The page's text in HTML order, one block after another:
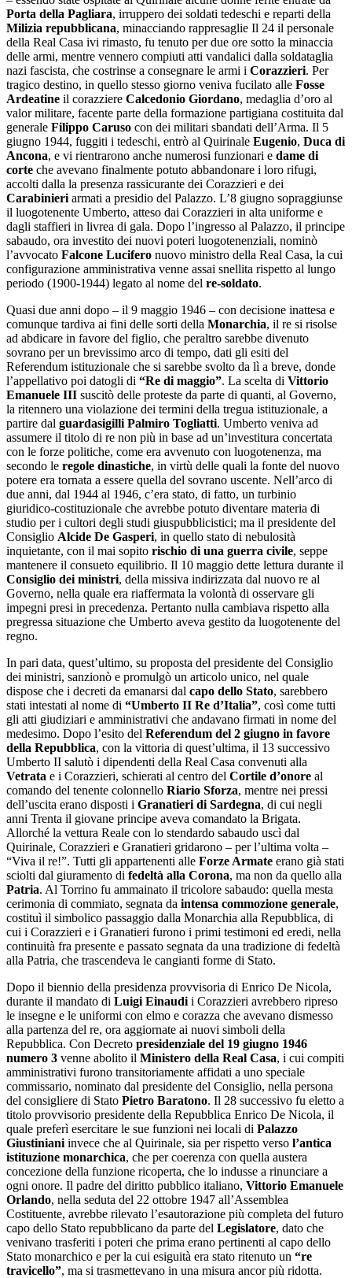
Porta della Pagliara, irruppero dei soldati tedeschi e reparti della
Milizia repubblicana, minacciando rappresaglie Il 24 il personale
della Real Casa ivi rimasto, fu tenuto per due ore sotto la minaccia
delle armi, mentre vennero compiuti atti vandalici dalla soldataglia
nazi fascista, che costrinse a consegnare le armi i Corazzieri. Per
tragico destino, in quello stesso giorno veniva fucilato alle Fosse
Ardeatine il corazziere Calcedonio Giordano, medaglia d’oro al
valor militare, facente parte della formazione partigiana costituita dal
generale Filippo Caruso con dei militari sbandati dell’Arma. Il 5
giugno 1944, fuggiti i tedeschi, entrò al Quirinale Eugenio, Duca di
Ancona, e vi rientrarono anche numerosi funzionari e dame di
corte che avevano finalmente potuto abbandonare i loro rifugi,
accolti dalla la presenza rassicurante dei Corazzieri e dei
Carabinieri armati a presidio del Palazzo. L’8 giugno sopraggiunse
il luogotenente Umberto, atteso dai Corazzieri in alta uniforme e
dagli staffieri in livrea di gala. Dopo l’ingresso al Palazzo, il principe
sabaudo, ora investito dei nuovi poteri luogotenenziali, nominò
l’avvocato Falcone Lucifero nuovo ministro della Real Casa, la cui
configurazione amministrativa venne assai snellita rispetto al lungo
periodo (1900-1944) legato al nome del re-soldato.
Quasi due anni dopo – il 9 maggio 1946 – con decisione inattesa e
comunque tardiva ai fini delle sorti della Monarchia, il re si risolse
ad abdicare in favore del figlio, che peraltro sarebbe divenuto
sovrano per un brevissimo arco di tempo, dati gli esiti del
Referendum istituzionale che si sarebbe svolto da lì a breve, donde
l’appellativo poi datogli di “Re di maggio”. La scelta di Vittorio
Emanuele III suscitò delle proteste da parte di quanti, al Governo,
la ritennero una violazione dei termini della tregua istituzionale, a
partire dal guardasigilli Palmiro Togliatti. Umberto veniva ad
assumere il titolo di re non più in base ad un’investitura concertata
con le forze politiche, come era avvenuto con luogotenenza, ma
secondo le regole dinastiche, in virtù delle quali la fonte del nuovo
potere era tornata a essere quella del sovrano uscente. Nell’arco di
due anni, dal 1944 al 1946, c’era stato, di fatto, un turbinio
giuridico-costituzionale che avrebbe potuto diventare materia di
studio per i cultori degli studi giuspubblicistici; ma il presidente del
Consiglio Alcide De Gasperi, in quello stato di nebulosità
inquietante, con il mai sopito rischio di una guerra civile, seppe
mantenere il consueto equilibrio. Il 10 maggio dette lettura durante il
Consiglio dei ministri, della missiva indirizzata dal nuovo re al
Governo, nella quale era riaffermata la volontà di osservare gli
impegni presi in precedenza. Pertanto nulla cambiava rispetto alla
pregressa situazione che Umberto aveva gestito da luogotenente del
regno.
In pari data, quest’ultimo, su proposta del presidente del Consiglio
dei ministri, sanzionò e promulgò un articolo unico, nel quale
dispose che i decreti da emanarsi dal capo dello Stato, sarebbero
stati intestati al nome di “Umberto II Re d’Italia”, così come tutti
gli atti giudiziari e amministrativi che andavano firmati in nome del
medesimo. Dopo l’esito del Referendum del 2 giugno in favore
della Repubblica, con la vittoria di quest’ultima, il 13 successivo
Umberto II salutò i dipendenti della Real Casa convenuti alla
Vetrata e i Corazzieri, schierati al centro del Cortile d’onore al
comando del tenente colonnello Riario Sforza, mentre nei pressi
dell’uscita erano disposti i Granatieri di Sardegna, di cui negli
anni Trenta il giovane principe aveva comandato la Brigata.
Allorché la vettura Reale con lo stendardo sabaudo uscì dal
Quirinale, Corazzieri e Granatieri gridarono – per l’ultima volta –
“Viva il re!”. Tutti gli appartenenti alle Forze Armate erano già stati
sciolti dal giuramento di fedeltà alla Corona, ma non da quello alla
Patria. Al Torrino fu ammainato il tricolore sabaudo: quella mesta
cerimonia di commiato, segnata da intensa commozione generale,
costituì il simbolico passaggio dalla Monarchia alla Repubblica, di
cui i Corazzieri e i Granatieri furono i primi testimoni ed eredi, nella
continuità fra presente e passato segnata da una tradizione di fedeltà
alla Patria, che trascendeva le cangianti forme di Stato.
Dopo il biennio della presidenza provvisoria di Enrico De Nicola,
durante il mandato di Luigi Einaudi i Corazzieri avrebbero ripreso
le insegne e le uniformi con elmo e corazza che avevano dismesso
alla partenza del re, ora aggiornate ai nuovi simboli della
Repubblica. Con Decreto presidenziale del 19 giugno 1946
numero 3 venne abolito il Ministero della Real Casa, i cui compiti
amministrativi furono transitoriamente affidati a uno speciale
commissario, nominato dal presidente del Consiglio, nella persona
del consigliere di Stato Pietro Baratono. Il 28 successivo fu eletto a
titolo provvisorio presidente della Repubblica Enrico De Nicola, il
quale preferì esercitare le sue funzioni nei locali di Palazzo
Giustiniani invece che al Quirinale, sia per rispetto verso l’antica
istituzione monarchica, che per coerenza con quella austera
concezione della funzione ricoperta, che lo indusse a rinunciare a
ogni onore. Il padre del diritto pubblico italiano, Vittorio Emanuele
Orlando, nella seduta del 22 ottobre 1947 all’Assemblea
Costituente, avrebbe rilevato l’esautorazione più completa del futuro
capo dello Stato repubblicano da parte del Legislatore, dato che
venivano trasferiti i poteri che prima erano pertinenti al capo dello
Stato monarchico e per la cui esiguità era stato ritenuto un “re
travicello”, ma si trasmettevano in una misura ancor più ridotta.